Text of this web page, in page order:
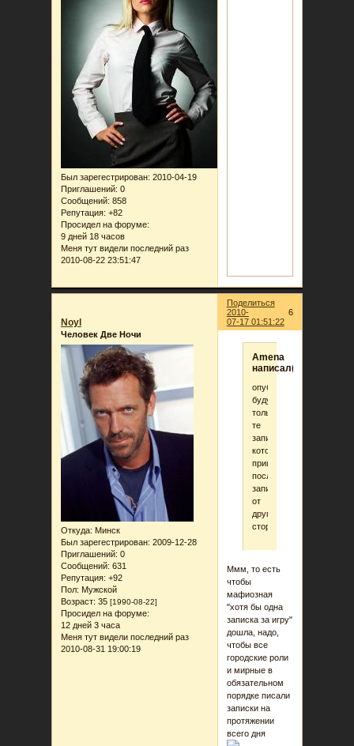
Был зарегестрирован: 2010-04-19
Приглашений: 0
Сообщений: 858
Репутация: +82
Просидел на форуме:
9 дней 18 часов
Меня тут видели последний раз
2010-08-22 23:51:47
Поделиться
6
2010-
07-17 01:51:22
Noyl
Человек Две Ночи
Откуда: Минск
Был зарегестрирован: 2009-12-28
Приглашений: 0
Сообщений: 631
Репутация: +92
Пол: Мужской
Возраст: 35 [1990-08-22]
Просидел на форуме:
12 дней 3 часа
Меня тут видели последний раз
2010-08-31 19:00:19
Amena
написал(а):
опубликованы
будут
только
те
записки,
которые
пришли
после
записки
от
другой
стороны
Ммм, то есть
чтобы
мафиозная
"хотя бы одна
записка за игру"
дошла, надо,
чтобы все
городские роли
и мирные в
обязательном
порядке писали
записки на
протяжении
всего дня